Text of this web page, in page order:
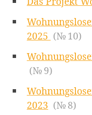
2025 (№ 10)
(№ 9)
2023 (№ 8)